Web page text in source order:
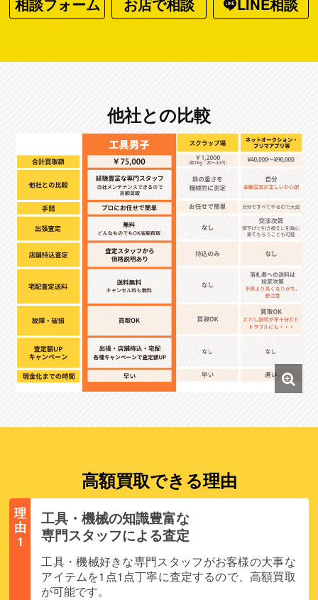
相談フォーム お店で相談 LINE相談
他社との比較
高額買取できる理由
理
由
1
工具・機械の知識豊富な
専門スタッフによる査定
工具・機械好きな専門スタッフがお客様の大事な
アイテムを1点1点丁寧に査定するので、高額買取
が可能です。